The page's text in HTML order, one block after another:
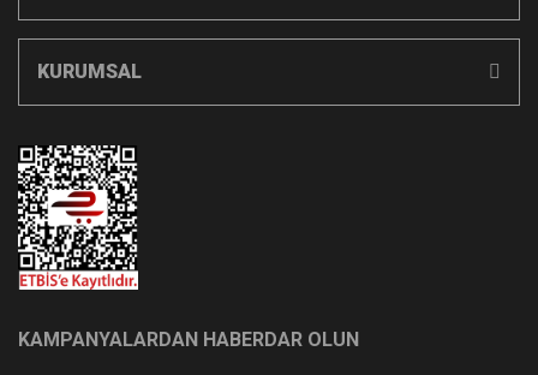
KURUMSAL
KAMPANYALARDAN HABERDAR OLUN